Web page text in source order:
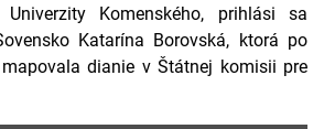
Komenského, prihlási sa
Katarína Borovská, ktorá po
dianie v Štátnej komisii pre